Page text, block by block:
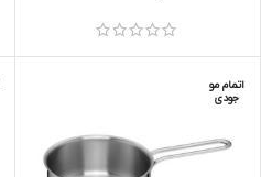
اتمام مو
جودی